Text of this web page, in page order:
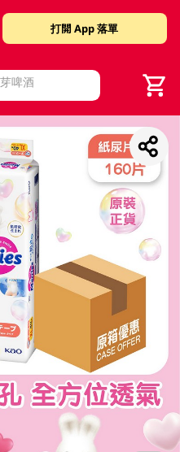
打開 App 落單